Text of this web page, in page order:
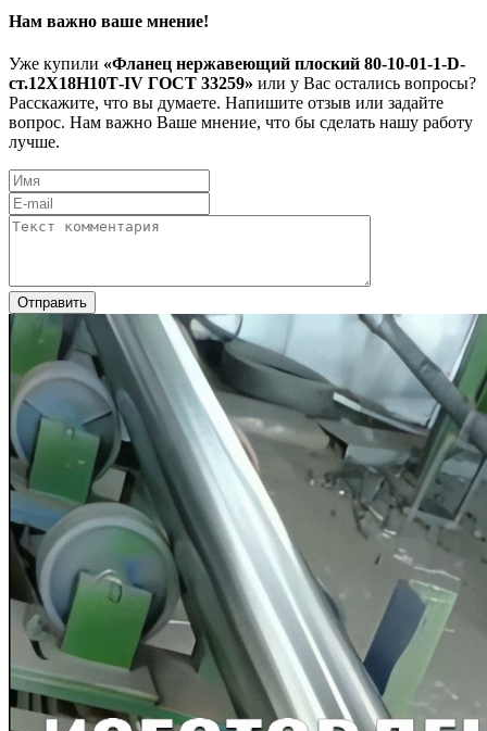
Нам важно ваше мнение!
Уже купили «Фланец нержавеющий плоский 80-10-01-1-D-
ст.12Х18Н10Т-IV ГОСТ 33259» или у Вас остались вопросы?
Расскажите, что вы думаете. Напишите отзыв или задайте
вопрос. Нам важно Ваше мнение, что бы сделать нашу работу
лучше.